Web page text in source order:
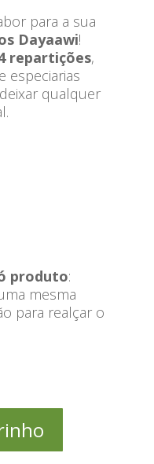
para a sua
Dayaawi!
repartições,
especiarias
qualquer
produto:
mesma
para realçar o